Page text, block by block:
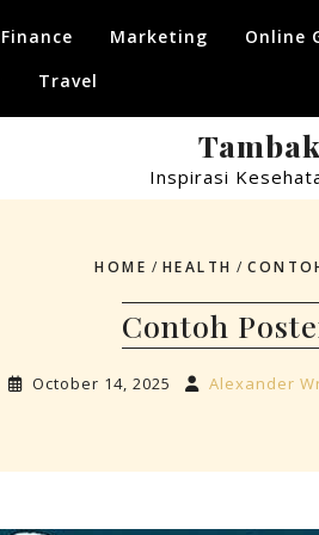
Finance Marketing
Online
Travel
Inspirasi
HOME / HEALTH /
Contoh
October 14, 2025 Alexander